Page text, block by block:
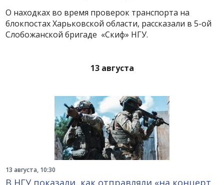
О находках во время проверок транспорта на
блокпостах Харьковской области, рассказали в 5-ой
Слобожанской бригаде «Скиф» НГУ.
13 августа
13 августа, 10:30
В НГУ показали, как отправляли «на концерт